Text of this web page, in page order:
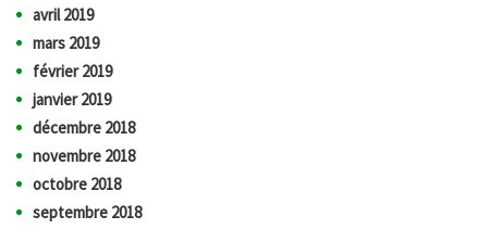
avril 2019
mars 2019
février 2019
janvier 2019
décembre 2018
novembre 2018
octobre 2018
septembre 2018